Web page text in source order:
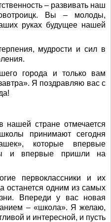
– развивать наш
Вы – молоды,
руках будущее нашей
мудрости и сил в
города и только вам
Я поздравляю вас с
нашей стране отмечается
принимают сегодня
которые впервые
и впервые пришли на
первоклассники и их
останется одним из самых
Впереди у вас новая
– «школа». Я желаю,
и интересной, и пусть